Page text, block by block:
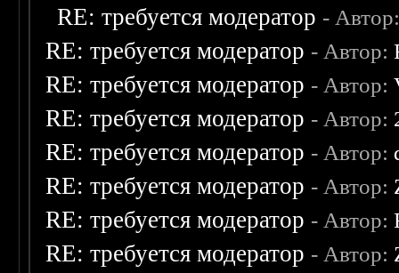
RE: требуется модератор -
RE: требуется модератор - Автор:
RE: требуется модератор - Автор:
RE: требуется модератор - Автор:
RE: требуется модератор - Автор:
RE: требуется модератор - Автор:
RE: требуется модератор - Автор:
RE: требуется модератор - Автор: